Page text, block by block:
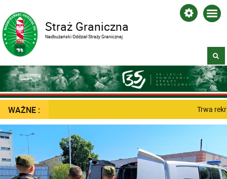
Straż Graniczna
Nadbużański Oddział Straży Granicznej
WAŻNE : Trwa